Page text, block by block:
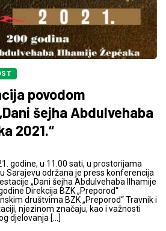
povodom
šejha Abdulvehaba
2021.“
godine, u 11.00 sati, u prostorijama
u Sarajevu održana je press konferencija
„Dani šejha Abdulvehaba Ilhamije
Direkcija BZK „Preporod“
društvima BZK „Preporod“ Travnik i
njezinom značaju, kao i važnosti
djelovanja […]